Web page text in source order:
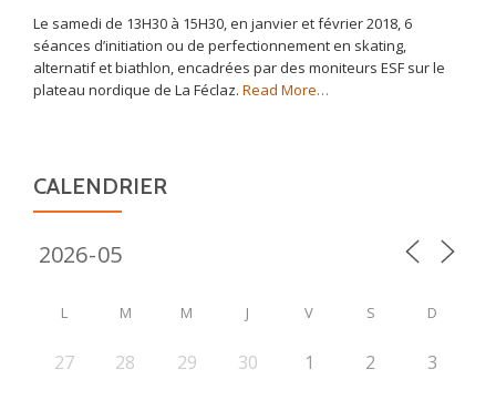
Le samedi de 13H30 à 15H30, en janvier et février 2018, 6
séances d’initiation ou de perfectionnement en skating,
alternatif et biathlon, encadrées par des moniteurs ESF sur le
plateau nordique de La Féclaz. Read More…
CALENDRIER
L M M J V S D
27 28 29 30 1 2 3